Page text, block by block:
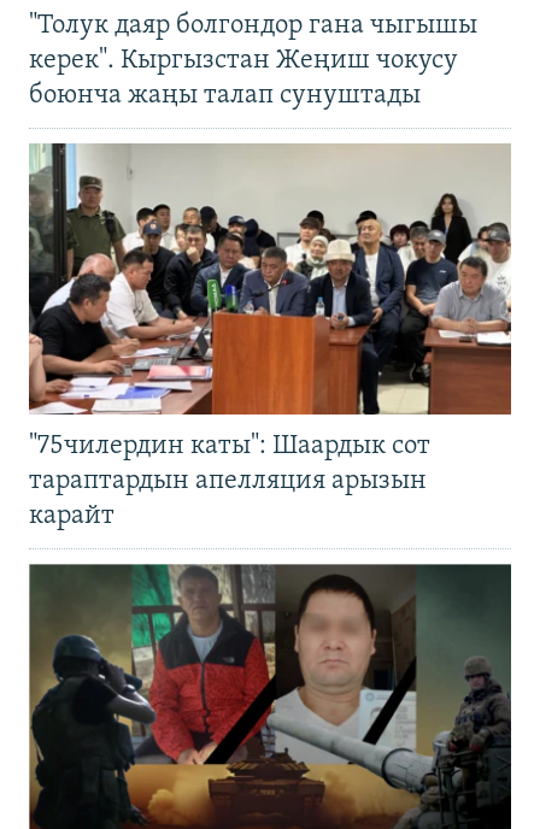
"Толук даяр болгондор гана чыгышы
керек". Кыргызстан Жеңиш чокусу
боюнча жаңы талап сунуштады
"75чилердин каты": Шаардык сот
тараптардын апелляция арызын
карайт